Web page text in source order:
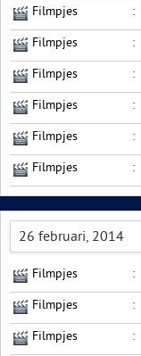
Filmpjes :
Filmpjes :
Filmpjes :
Filmpjes :
Filmpjes :
Filmpjes :
26 februari, 2014
Filmpjes :
Filmpjes :
Filmpjes :